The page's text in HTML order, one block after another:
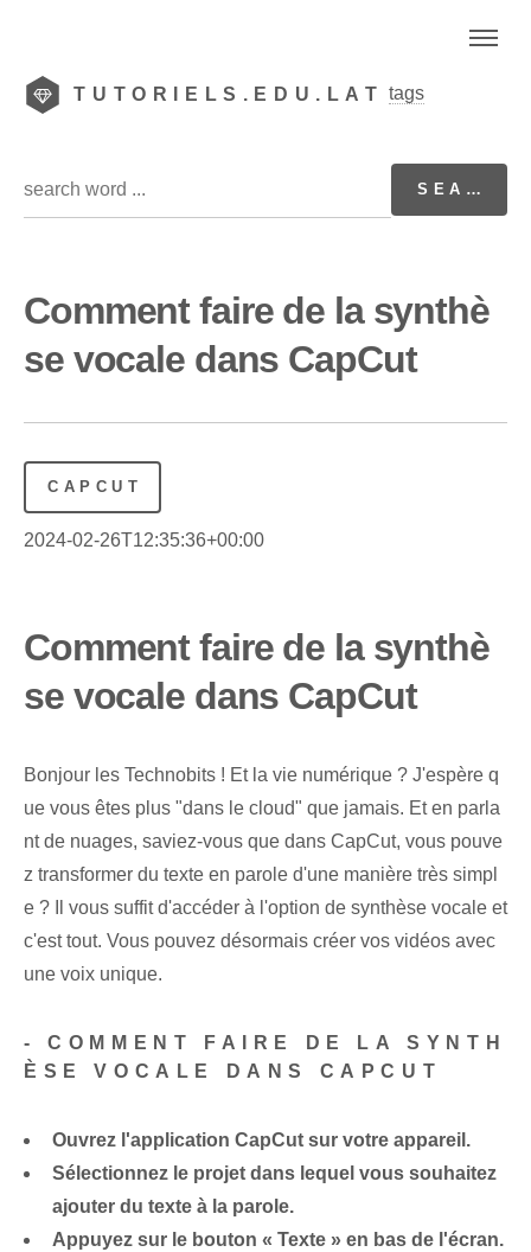
TUTORIELS.EDU.LAT tags
Comment faire de la synthè
se vocale dans CapCut
CAPCUT
2024-02-26T12:35:36+00:00
Comment faire de la synthè
se vocale dans CapCut
Bonjour les Technobits ! Et la vie numérique ? J'espère q
ue vous êtes plus "dans le cloud" que jamais. Et en parla
nt de nuages, saviez-vous que dans CapCut, vous pouve
z transformer du texte en parole d'une manière très simpl
e ? Il vous suffit d'accéder à l'option de synthèse vocale et
c'est tout. ‍Vous pouvez désormais ⁣créer vos vidéos avec⁣
une voix unique.
-COMMENT FAIRE DE LA SYNTH
ÈSE VOCALE DANS CAPCUT
Ouvrez l'application ⁣CapCut⁢ sur votre appareil.
Sélectionnez⁢ le projet dans lequel vous souhaitez
ajouter du texte à la parole.
Appuyez sur le bouton⁢ « Texte » en bas de⁢ l'écran.